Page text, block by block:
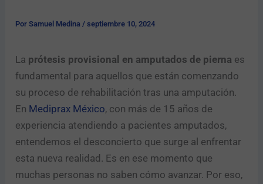
PorSamuel Medina /septiembre 10, 2024
La prótesis provisional en amputados de pierna es
fundamental para aquellos que están comenzando
su proceso de rehabilitación tras una amputación.
En Mediprax México, con más de 15 años de
experiencia atendiendo a pacientes amputados,
entendemos el desconcierto que surge al enfrentar
esta nueva realidad. Es en ese momento que
muchas personas no saben cómo avanzar. Por eso,